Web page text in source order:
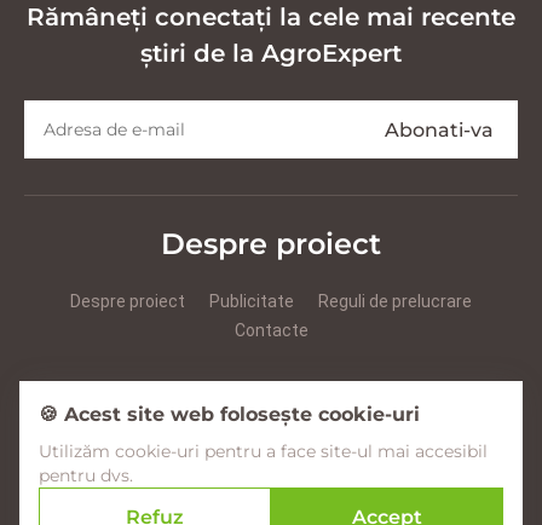
Rămâneți conectați la cele mai recente
știri de la AgroExpert
Despre proiect
Despre proiect Publicitate
Reguli de prelucrare
Contacte
Facebook YouTube Instagram
🍪 Acest site web folosește cookie-uri
Utilizăm cookie-uri pentru a face site-ul mai accesibil
pentru dvs.
Refuz Accept